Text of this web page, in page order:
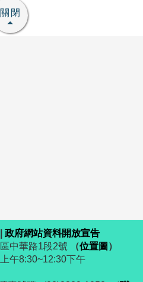
關閉
政府網站資料開放宣告
中華路1段2號
（位置圖 ）
午8:30~12:30下午